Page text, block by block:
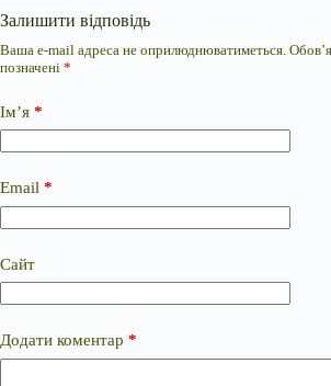
Залишити відповідь
Ваша e-mail адреса не оприлюднюватиметься.
позначені *
Ім’я *
Email *
Сайт
Додати коментар *